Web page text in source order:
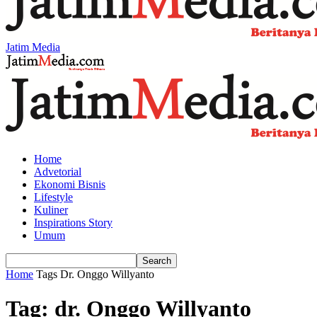
Jatim Media
Home
Advetorial
Ekonomi Bisnis
Lifestyle
Kuliner
Inspirations Story
Umum
Home Tags Dr. Onggo Willyanto
Tag: dr. Onggo Willyanto